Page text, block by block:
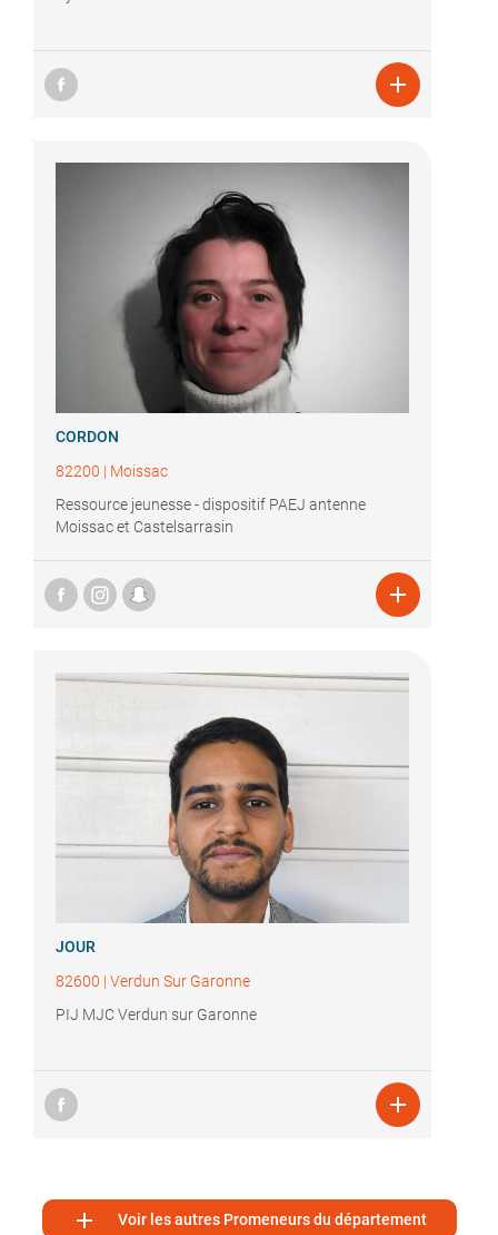

CORDON
82200 | Moissac
Ressource jeunesse - dispositif PAEJ antenne
Moissac et Castelsarrasin

JOUR
82600 | Verdun Sur Garonne
PIJ MJC Verdun sur Garonne

 Voir les autres Promeneurs du département